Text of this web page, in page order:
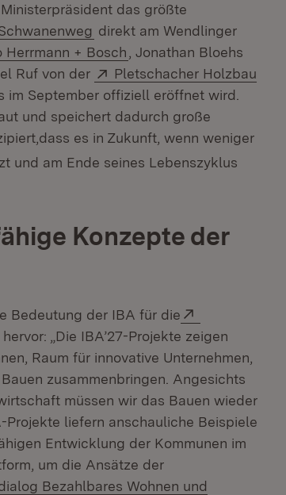
das größte
(Öffnet in neuem Fenster)
direkt am Wendlinger
+ Bosch (Öffnet in neuem Fenster)
, Jonathan Bloehs
Ruf von der
Extern:
Pletschacher Holzbau
im September offiziell eröffnet wird.
und speichert dadurch große
es in Zukunft, wenn weniger
und am Ende seines Lebenszyklus
Konzepte der
Bedeutung der IBA für die
„Die IBA’27-Projekte zeigen
Raum für innovative Unternehmen,
zusammenbringen. Angesichts
müssen wir das Bauen wieder
liefern anschauliche Beispiele
Entwicklung der Kommunen im
um die Ansätze der
Bezahlbares Wohnen und